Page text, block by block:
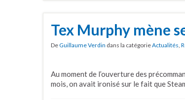
Tex Murphy mène
DeGuillaume Verdin dans la catégorieActualités,
Au moment de l’ouverture des
mois, on avait ironisé sur le fait que